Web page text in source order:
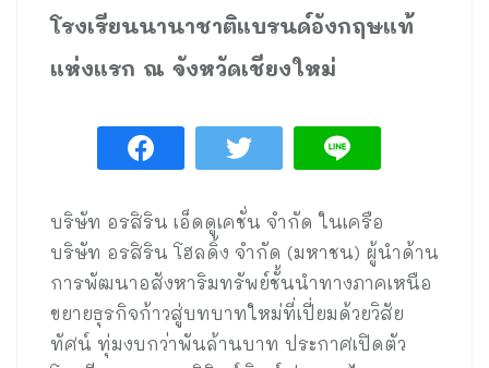
โรงเรียนนานาชาติแบรนด์อังกฤษแท้
แห่งแรก ณ จังหวัดเชียงใหม่
บริษัท อรสิริน เอ็ดดูเคชั่น จำกัด ในเครือ
บริษัท อรสิริน โฮลดิ้ง จำกัด (มหาชน) ผู้นำด้าน
การพัฒนาอสังหาริมทรัพย์ชั้นนำทางภาคเหนือ
ขยายธุรกิจก้าวสู่บทบาทใหม่ที่เปี่ยมด้วยวิสัย
ทัศน์ ทุ่มงบกว่าพันล้านบาท ประกาศเปิดตัว